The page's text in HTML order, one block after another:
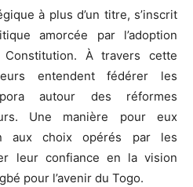
à plus d’un titre, s’inscrit
amorcée par l’adoption
À travers cette
entendent fédérer les
autour des réformes
Une manière pour eux
aux choix opérés par les
leur confiance en la vision
pour l’avenir du Togo.